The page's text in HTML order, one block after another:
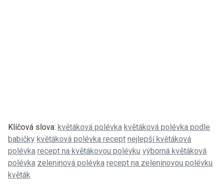
Klíčová slova: květáková polévka květáková polévka podle
babičky květáková polévka recept nejlepší květáková
polévka recept na květákovou polévku výborná květáková
polévka zeleninová polévka recept na zeleninovou polévku
květák